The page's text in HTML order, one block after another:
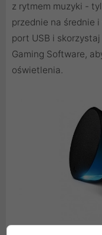
z rytmem muzyki -
przednie na średnie i
port USB i
Gaming Software,
oświetlenia.